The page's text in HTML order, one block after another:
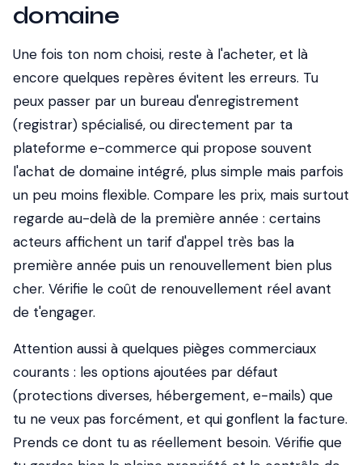
domaine
Une fois ton nom choisi, reste à l'acheter, et là
encore quelques repères évitent les erreurs. Tu
peux passer par un bureau d'enregistrement
(registrar) spécialisé, ou directement par ta
plateforme e-commerce qui propose souvent
l'achat de domaine intégré, plus simple mais parfois
un peu moins flexible. Compare les prix, mais surtout
regarde au-delà de la première année : certains
acteurs affichent un tarif d'appel très bas la
première année puis un renouvellement bien plus
cher. Vérifie le coût de renouvellement réel avant
de t'engager.
Attention aussi à quelques pièges commerciaux
courants : les options ajoutées par défaut
(protections diverses, hébergement, e-mails) que
tu ne veux pas forcément, et qui gonflent la facture.
Prends ce dont tu as réellement besoin. Vérifie que